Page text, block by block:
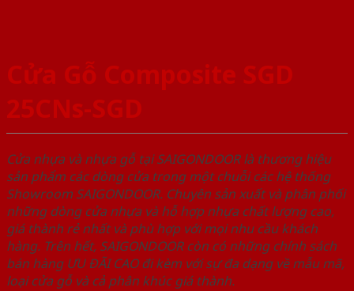
Cửa Gỗ Composite SGD
25CNs-SGD
Cửa nhựa và nhựa gỗ tại SAIGONDOOR là thương hiệu
sản phẩm các dòng cửa trong một chuỗi các hệ thống
Showroom SAIGONDOOR. Chuyên sản xuất và phân phối
những dòng cửa nhựa và hỗ hợp nhựa chất lượng cao,
giá thành rẻ nhất và phù hợp với mọi nhu cầu khách
hàng. Trên hết, SAIGONDOOR còn có những chính sách
bán hàng ƯU ĐÃI CAO đi kèm với sự đa dạng về mẫu mã,
loại cửa gỗ và cả phân khúc giá thành.